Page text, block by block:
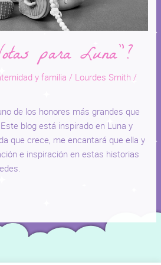
para Luna”?
y familia / Lourdes Smith/
de los honores más grandes que
blog está inspirado en Luna y
que crece, me encantará que ella y
e inspiración en estas historias